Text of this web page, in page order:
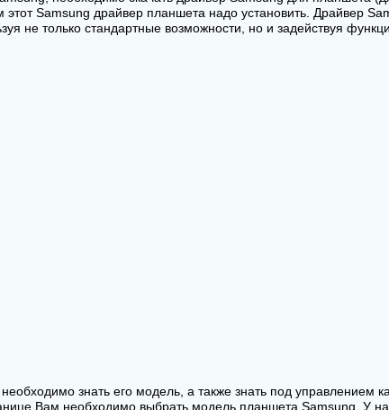
Samsung драйвер планшета надо установить. Драйвер
не только стандартные возможности, но и задействуя
знать его модель, а также знать под управлением
Вам необходимо выбрать модель планшета Samsung. У